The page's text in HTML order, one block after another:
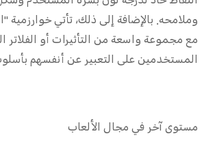
وملامحه. بالإضافة إلى ذلك، تأتي خوارزمية
مع مجموعة واسعة من التأثيرات أو الفلاتر
المستخدمين على التعبير عن أنفسهم
مستوى آخر في مجال الألعاب